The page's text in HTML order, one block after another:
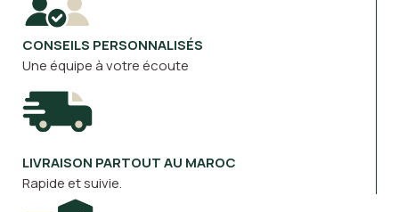
CONSEILS PERSONNALISÉS
Une équipe à votre écoute
LIVRAISON PARTOUT AU MAROC
Rapide et suivie.